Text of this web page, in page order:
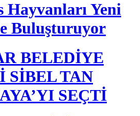
Hayvanları Yeni
Buluşturuyor
BELEDİYE
SİBEL TAN
SEÇTİ